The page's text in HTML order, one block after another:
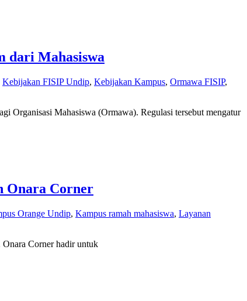
dari Mahasiswa
Kebijakan FISIP Undip, Kebijakan Kampus, Ormawa FISIP,
Organisasi Mahasiswa (Ormawa). Regulasi tersebut mengatur
Onara Corner
Orange Undip, Kampus ramah mahasiswa, Layanan
Corner hadir untuk